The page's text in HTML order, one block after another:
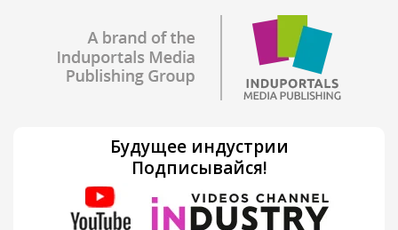
Будущее индустрии
Подписывайся!